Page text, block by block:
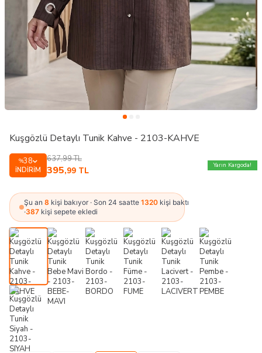
Kuşgözlü Detaylı Tunik Kahve - 2103-KAHVE
%38
İNDIRIM
637,99TL
395,99 TL
Yarın Kargoda!
Şu an 8 kişi bakıyor · Son 24 saatte 1320 kişi baktı
·387 kişi sepete ekledi